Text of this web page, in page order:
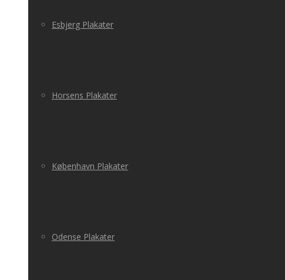
Esbjerg Plakater
Horsens Plakater
København Plakater
Odense Plakater